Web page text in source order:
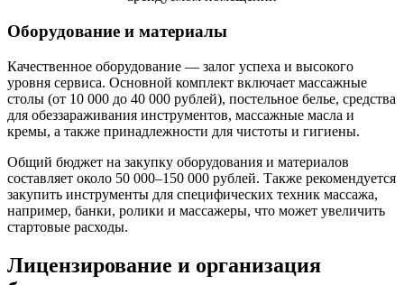
Оборудование и материалы
Качественное оборудование — залог успеха и высокого
уровня сервиса. Основной комплект включает массажные
столы (от 10 000 до 40 000 рублей), постельное белье, средства
для обеззараживания инструментов, массажные масла и
кремы, а также принадлежности для чистоты и гигиены.
Общий бюджет на закупку оборудования и материалов
составляет около 50 000–150 000 рублей. Также рекомендуется
закупить инструменты для специфических техник массажа,
например, банки, ролики и массажеры, что может увеличить
стартовые расходы.
Лицензирование и организация